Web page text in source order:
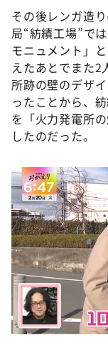
その後レンガ造
局“紡績工場”で
モニュメント」
えたあとでまた
所跡の壁のデザ
ったことから、
を「火力発電所
したのだった。